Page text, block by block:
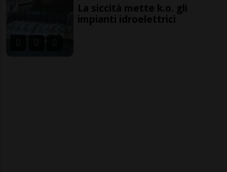
La siccità mette k.o. gli
impianti idroelettrici